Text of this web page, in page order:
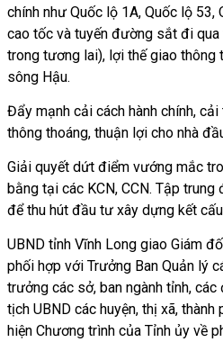
chính như Quốc lộ 1A, Quốc lộ
cao tốc và tuyến đường sắt đi qua
trong tương lai), lợi thế giao thông
sông Hậu.
Đẩy mạnh cải cách hành chính,
thông thoáng, thuận lợi cho nhà
Giải quyết dứt điểm vướng mắc
bằng tại các KCN, CCN. Tập
để thu hút đầu tư xây dựng kết cấu
UBND tỉnh Vĩnh Long giao Giám
phối hợp với Trưởng Ban Quản lý
trưởng các sở, ban ngành tỉnh,
tịch UBND các huyện, thị xã,
hiện Chương trình của Tỉnh ủy về